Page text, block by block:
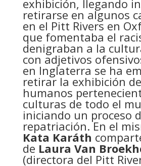
exhibición, llegando
retirarse en algunos
en el Pitt Rivers en
que fomentaba el
denigraban a la
con adjetivos
en Inglaterra se ha
retirar la exhibición
humanos
culturas de todo el
iniciando un proceso
repatriación. En el
Kata Karáth
de Laura Van
(directora del Pitt